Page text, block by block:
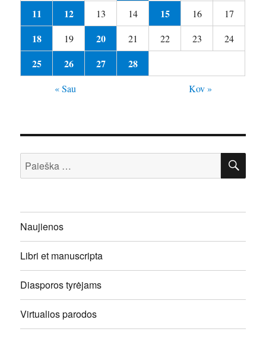
11 12 13 14 15 16 17
18 19 20 21 22 23 24
25 26 27 28
« Sau Kov »
Ieškoti:
Naujienos
Libri et manuscripta
Diasporos tyrėjams
Virtualios parodos